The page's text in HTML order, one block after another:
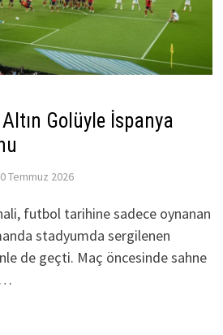
Golüyle İspanya
Temmuz 2026
futbol tarihine sadece oynanan
stadyumda sergilenen
de geçti. Maç öncesinde sahne
…